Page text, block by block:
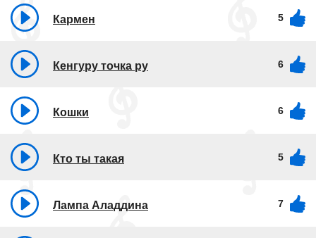
Кармен 5
Кенгуру точка ру 6
Кошки 6
Кто ты такая 5
Лампа Аладдина 7